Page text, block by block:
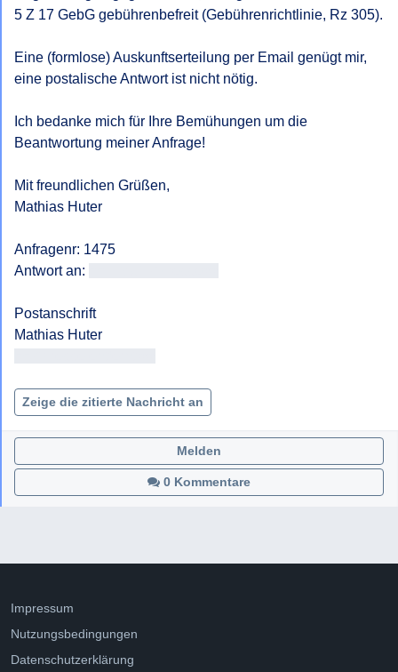
5 Z 17 GebG gebührenbefreit (Gebührenrichtlinie, Rz 305).
Eine (formlose) Auskunftserteilung per Email genügt mir,
eine postalische Antwort ist nicht nötig.
Ich bedanke mich für Ihre Bemühungen um die
Beantwortung meiner Anfrage!
Mit freundlichen Grüßen,
Mathias Huter
Anfragenr: 1475
Antwort an:
Postanschrift
Zeige die zitierte Nachricht an
0 Kommentare
Melden
Impressum
Nutzungsbedingungen
Datenschutzerklärung